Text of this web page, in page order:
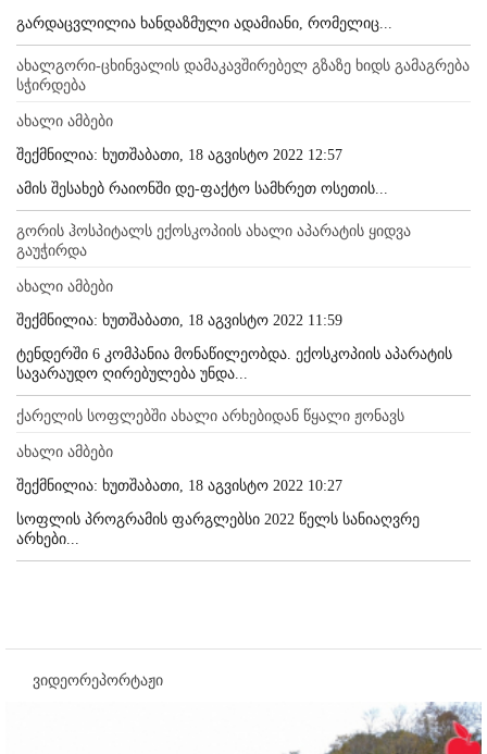
გარდაცვლილია ხანდაზმული ადამიანი, რომელიც...
ახალგორი-ცხინვალის დამაკავშირებელ გზაზე ხიდს გამაგრება
სჭირდება
ახალი ამბები
შექმნილია: ხუთშაბათი, 18 აგვისტო 2022 12:57
ამის შესახებ რაიონში დე-ფაქტო სამხრეთ ოსეთის...
გორის ჰოსპიტალს ექოსკოპიის ახალი აპარატის ყიდვა
გაუჭირდა
ახალი ამბები
შექმნილია: ხუთშაბათი, 18 აგვისტო 2022 11:59
ტენდერში 6 კომპანია მონაწილეობდა. ექოსკოპიის აპარატის
სავარაუდო ღირებულება უნდა...
ქარელის სოფლებში ახალი არხებიდან წყალი ჟონავს
ახალი ამბები
შექმნილია: ხუთშაბათი, 18 აგვისტო 2022 10:27
სოფლის პროგრამის ფარგლებსი 2022 წელს სანიაღვრე
არხები...
ვიდეორეპორტაჟი